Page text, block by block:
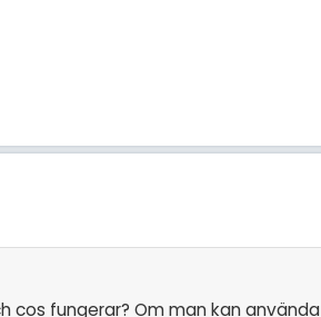
cos fungerar? Om man kan